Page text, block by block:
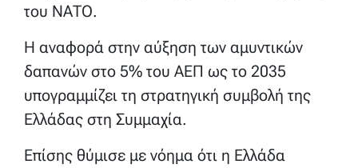
του ΝΑΤΟ.
Η αναφορά στην αύξηση των αμυντικών
δαπανών στο 5% του ΑΕΠ ως το 2035
υπογραμμίζει τη στρατηγική συμβολή της
Ελλάδας στη Συμμαχία.
Επίσης θύμισε με νόημα ότι η Ελλάδα